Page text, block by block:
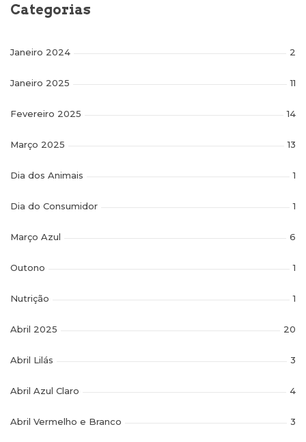
Categorias
Janeiro 2024 2
Janeiro 2025 11
Fevereiro 2025 14
Março 2025 13
Dia dos Animais 1
Dia do Consumidor 1
Março Azul 6
Outono 1
Nutrição 1
Abril 2025 20
Abril Lilás 3
Abril Azul Claro 4
Abril Vermelho e Branco 3